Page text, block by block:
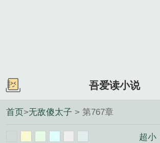
吾爱读小说
首页>无敌傻太子 > 第767章
超小